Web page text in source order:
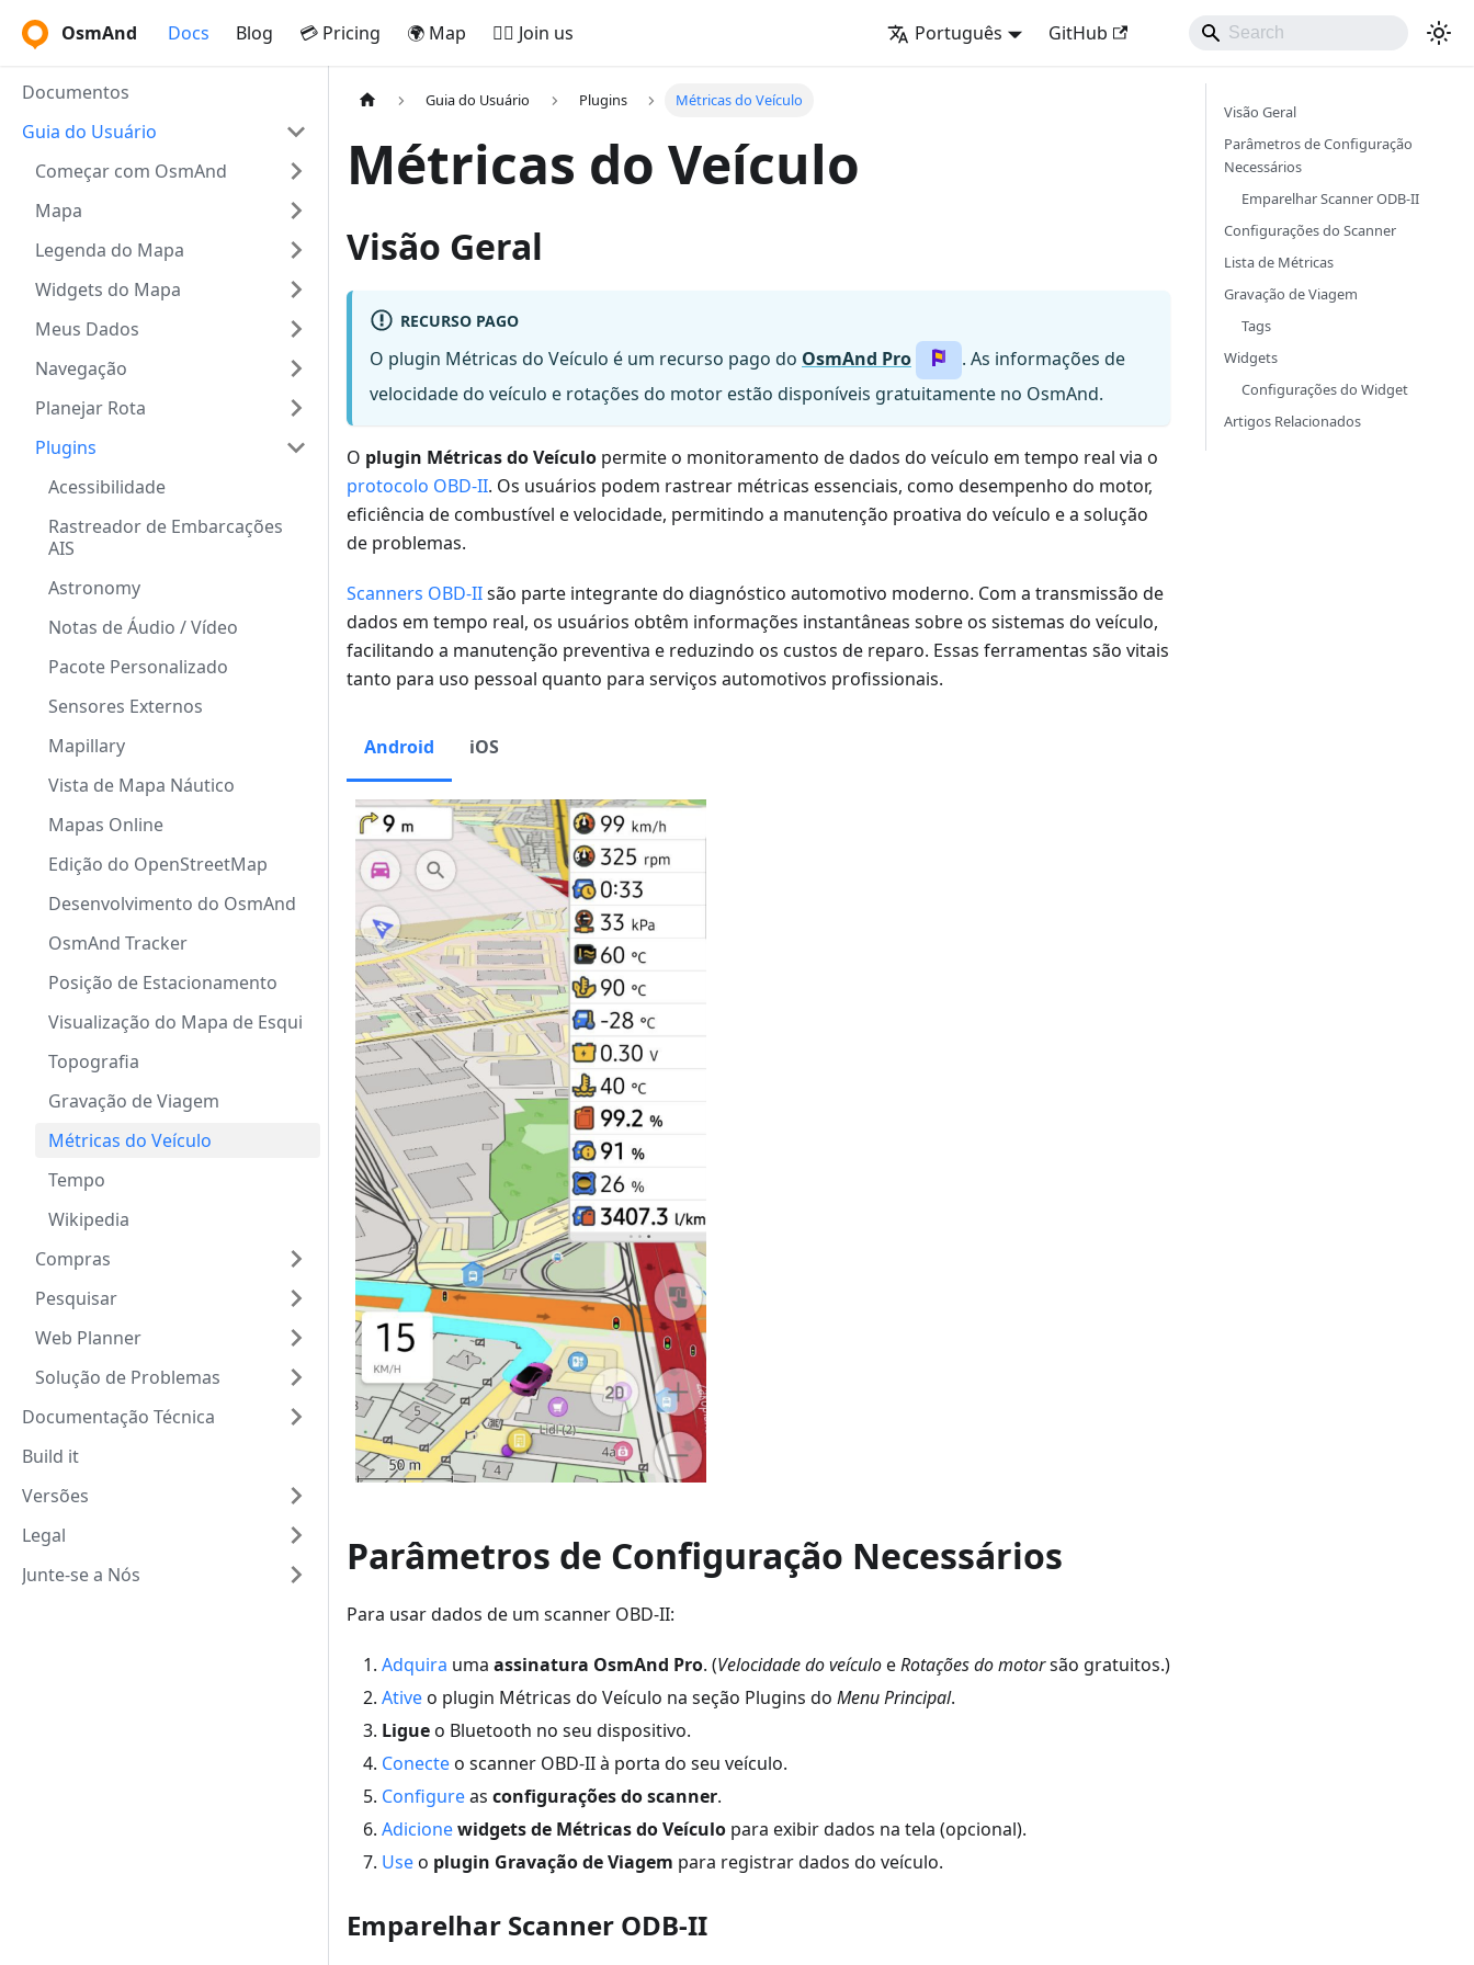
OsmAnd Docs Blog 💳 Pricing 🌍 Map 🚵‍♂️ Join us Português GitHub
Documentos
Guia do Usuário
Começar com OsmAnd
Mapa
Legenda do Mapa
Widgets do Mapa
Meus Dados
Navegação
Planejar Rota
Plugins
Acessibilidade
Rastreador de Embarcações
AIS
Astronomy
Notas de Áudio / Vídeo
Pacote Personalizado
Sensores Externos
Mapillary
Vista de Mapa Náutico
Mapas Online
Edição do OpenStreetMap
Desenvolvimento do OsmAnd
OsmAnd Tracker
Posição de Estacionamento
Visualização do Mapa de Esqui
Topografia
Gravação de Viagem
Métricas do Veículo
Tempo
Wikipedia
Compras
Pesquisar
Web Planner
Solução de Problemas
Documentação Técnica
Build it
Versões
Legal
Junte-se a Nós
Guia do Usuário Plugins Métricas do Veículo
Métricas do Veículo
Visão Geral
RECURSO PAGO
O plugin Métricas do Veículo é um recurso pago do OsmAnd Pro
. As informações de
velocidade do veículo e rotações do motor estão disponíveis gratuitamente no OsmAnd.
O plugin Métricas do Veículo permite o monitoramento de dados do veículo em tempo real via o
protocolo OBD-II. Os usuários podem rastrear métricas essenciais, como desempenho do motor,
eficiência de combustível e velocidade, permitindo a manutenção proativa do veículo e a solução
de problemas.
Scanners OBD-IIsão parte integrante do diagnóstico automotivo moderno. Com a transmissão de
dados em tempo real, os usuários obtêm informações instantâneas sobre os sistemas do veículo,
facilitando a manutenção preventiva e reduzindo os custos de reparo. Essas ferramentas são vitais
tanto para uso pessoal quanto para serviços automotivos profissionais.
Android iOS
Parâmetros de Configuração Necessários
Para usar dados de um scanner OBD-II:
Adquira uma assinatura OsmAnd Pro. (Velocidade do veículoeRotações do motorsão gratuitos.)
Ativeo plugin Métricas do Veículo na seção Plugins do Menu Principal.
Ligueo Bluetooth no seu dispositivo.
Conecteo scanner OBD-II à porta do seu veículo.
Configureas configurações do scanner.
Adicionewidgets de Métricas do Veículo para exibir dados na tela (opcional).
Useo plugin Gravação de Viagem para registrar dados do veículo.
Emparelhar Scanner ODB-II
Visão Geral
Parâmetros de Configuração
Necessários
Emparelhar Scanner ODB-II
Configurações do Scanner
Lista de Métricas
Gravação de Viagem
Tags
Widgets
Configurações do Widget
Artigos Relacionados